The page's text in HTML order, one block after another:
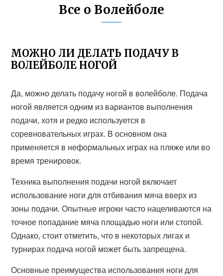
Все о Волейболе
МОЖНО ЛИ ДЕЛАТЬ ПОДАЧУ В
ВОЛЕЙБОЛЕ НОГОЙ
Да, можно делать подачу ногой в волейболе. Подача
ногой является одним из вариантов выполнения
подачи, хотя и редко используется в
соревновательных играх. В основном она
применяется в неформальных играх на пляже или во
время тренировок.
Техника выполнения подачи ногой включает
использование ноги для отбивания мяча вверх из
зоны подачи. Опытные игроки часто нацеливаются на
точное попадание мяча площадью ноги или стопой.
Однако, стоит отметить, что в некоторых лигах и
турнирах подача ногой может быть запрещена.
Основные преимущества использования ноги для